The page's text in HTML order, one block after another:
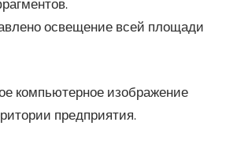
освещение всей площади
компьютерное изображение
предприятия.